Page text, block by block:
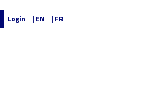
Login | EN | FR